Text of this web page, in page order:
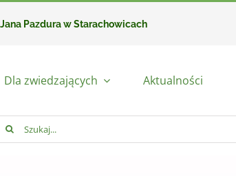
Pazdura w Starachowicach
Dla zwiedzających Aktualności
Szukaj: